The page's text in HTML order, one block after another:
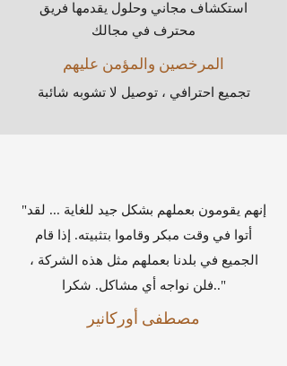
استكشاف مجاني وحلول يقدمها فريق
محترف في مجالك
المرخصين والمؤمن عليهم
تجميع احترافي ، توصيل لا تشوبه شائبة
"إنهم يقومون بعملهم بشكل جيد للغاية ... لقد
أتوا في وقت مبكر وقاموا بتثبيته. إذا قام
الجميع في بلدنا بعملهم مثل هذه الشركة ،
فلن نواجه أي مشاكل. شكرا.."
مصطفى أوركانير